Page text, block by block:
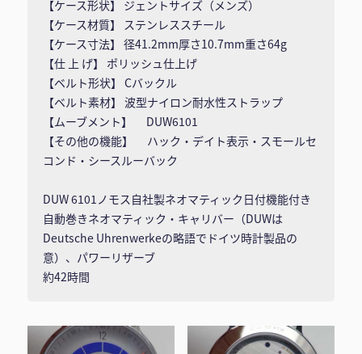
【ケース形状】 ジェントサイズ（メンズ）
【ケース材質】 ステンレススチール
【ケース寸法】 径41.2mm厚さ10.7mm重さ64g
【仕 上 げ】 ポリッシュ仕上げ
【ベルト形状】 Cバックル
【ベルト素材】 波型ナイロン耐水性ストラップ
【ムーブメント】 DUW6101
【その他の機能】 ハック・デイト表示・スモールセ
コンド・シースルーバック
DUW 6101ノモス自社製ネオマティック日付機能付き
自動巻きネオマティック・キャリバー（DUWは
Deutsche Uhrenwerkeの略語でドイツ時計製品の
意）、パワーリザーブ
約42時間